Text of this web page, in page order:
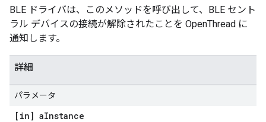
BLE ドライバは、このメソッドを呼び出して、BLE セント
ラル デバイスの接続が解除されたことを OpenThread に
通知します。
詳細
パラメータ
[in] aInstance